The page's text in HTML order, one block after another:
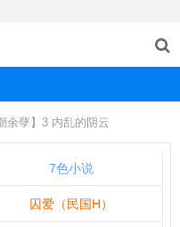
余孽】3 内乱的阴云
7色小说
囚爱（民国H）